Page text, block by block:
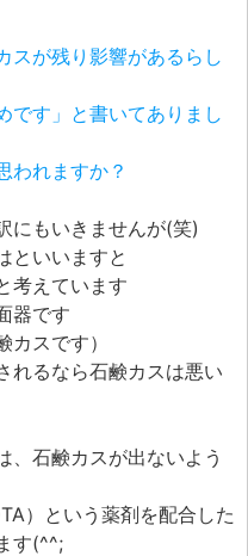
スが残り影響があるらし
です」と書いてありまし
われますか？
にもいきませんが(笑)
といいますと
考えています
器です
カスです）
れるなら石鹸カスは悪い
、石鹸カスが出ないよう
）という薬剤を配合した
す(^^;